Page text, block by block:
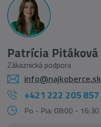
Patrícia Pitáková
Zákaznická podpora
info@najkoberce.sk
+421 222 205 857
Po - Pia: 08:00 - 16:30